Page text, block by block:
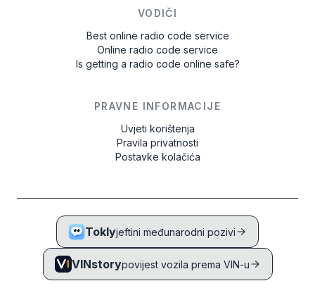
VODIČI
Best online radio code service
Online radio code service
Is getting a radio code online safe?
PRAVNE INFORMACIJE
Uvjeti korištenja
Pravila privatnosti
Postavke kolačića
Toklyjeftini međunarodni pozivi
VINstorypovijest vozila prema VIN-u